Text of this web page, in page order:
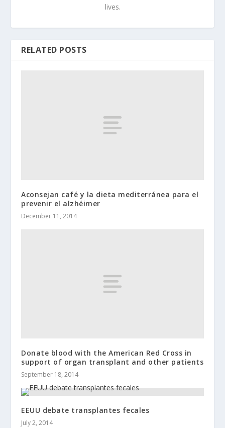
lives.
RELATED POSTS
Aconsejan café y la dieta mediterránea para el
prevenir el alzhéimer
December 11, 2014
Donate blood with the American Red Cross in
support of organ transplant and other patients
September 18, 2014
EEUU debate transplantes fecales
July 2, 2014